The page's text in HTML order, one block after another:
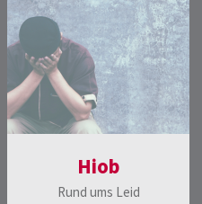
Hiob
Rund ums Leid